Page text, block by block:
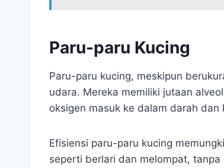
Paru-paru Kucing
Paru-paru kucing, meskipun
udara. Mereka memiliki jutaan
oksigen masuk ke dalam darah dan
Efisiensi paru-paru kucing
seperti berlari dan melompat,